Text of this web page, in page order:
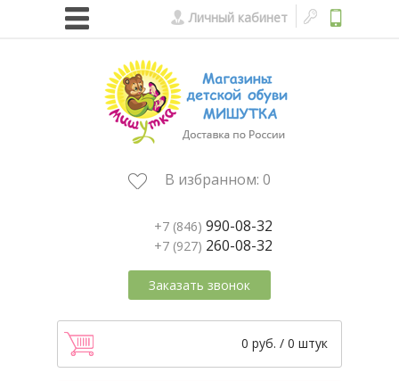
Личный кабинет
В избранном: 0
+7 (846) 990-08-32
+7 (927) 260-08-32
Заказать звонок
0 руб. / 0 штук